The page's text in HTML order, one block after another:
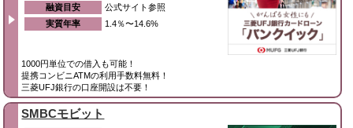
融資目安
公式サイト参照
実質年率
1.4％〜14.6%
1000円単位での借入も可能！
提携コンビニATMの利用手数料無料！
三菱UFJ銀行の口座開設は不要！
SMBCモビット